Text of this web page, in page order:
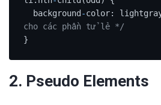
  background
-color:
cho các phần tử lẻ */
}
2. Pseudo Elements